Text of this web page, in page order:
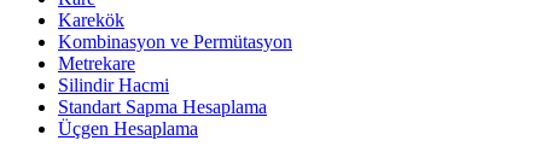
Karekök
Kombinasyon ve Permütasyon
Metrekare
Silindir Hacmi
Standart Sapma Hesaplama
Üçgen Hesaplama